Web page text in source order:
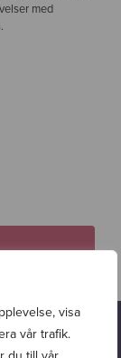
visa
vår trafik.
med